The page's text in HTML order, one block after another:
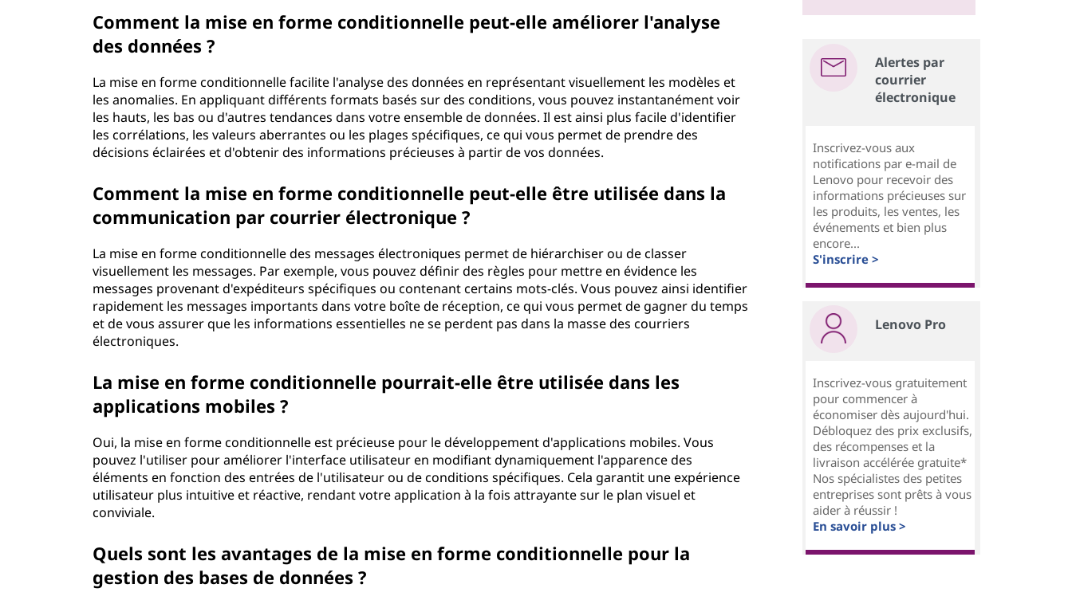
Comment la mise en forme conditionnelle peut-elle améliorer l'analyse
des données ?
La mise en forme conditionnelle facilite l'analyse des données en représentant visuellement les modèles et
les anomalies. En appliquant différents formats basés sur des conditions, vous pouvez instantanément voir
les hauts, les bas ou d'autres tendances dans votre ensemble de données. Il est ainsi plus facile d'identifier
les corrélations, les valeurs aberrantes ou les plages spécifiques, ce qui vous permet de prendre des
décisions éclairées et d'obtenir des informations précieuses à partir de vos données.
Comment la mise en forme conditionnelle peut-elle être utilisée dans la
communication par courrier électronique ?
La mise en forme conditionnelle des messages électroniques permet de hiérarchiser ou de classer
visuellement les messages. Par exemple, vous pouvez définir des règles pour mettre en évidence les
messages provenant d'expéditeurs spécifiques ou contenant certains mots-clés. Vous pouvez ainsi identifier
rapidement les messages importants dans votre boîte de réception, ce qui vous permet de gagner du temps
et de vous assurer que les informations essentielles ne se perdent pas dans la masse des courriers
électroniques.
La mise en forme conditionnelle pourrait-elle être utilisée dans les
applications mobiles ?
Oui, la mise en forme conditionnelle est précieuse pour le développement d'applications mobiles. Vous
pouvez l'utiliser pour améliorer l'interface utilisateur en modifiant dynamiquement l'apparence des
éléments en fonction des entrées de l'utilisateur ou de conditions spécifiques. Cela garantit une expérience
utilisateur plus intuitive et réactive, rendant votre application à la fois attrayante sur le plan visuel et
conviviale.
Quels sont les avantages de la mise en forme conditionnelle pour la
gestion des bases de données ?
Alertes par
courrier
électronique
Inscrivez-vous aux
notifications par e-mail de
Lenovo pour recevoir des
informations précieuses sur
les produits, les ventes, les
événements et bien plus
encore...
S'inscrire >
Lenovo Pro
Inscrivez-vous gratuitement
pour commencer à
économiser dès aujourd'hui.
Débloquez des prix exclusifs,
des récompenses et la
livraison accélérée gratuite*
Nos spécialistes des petites
entreprises sont prêts à vous
aider à réussir !
En savoir plus >